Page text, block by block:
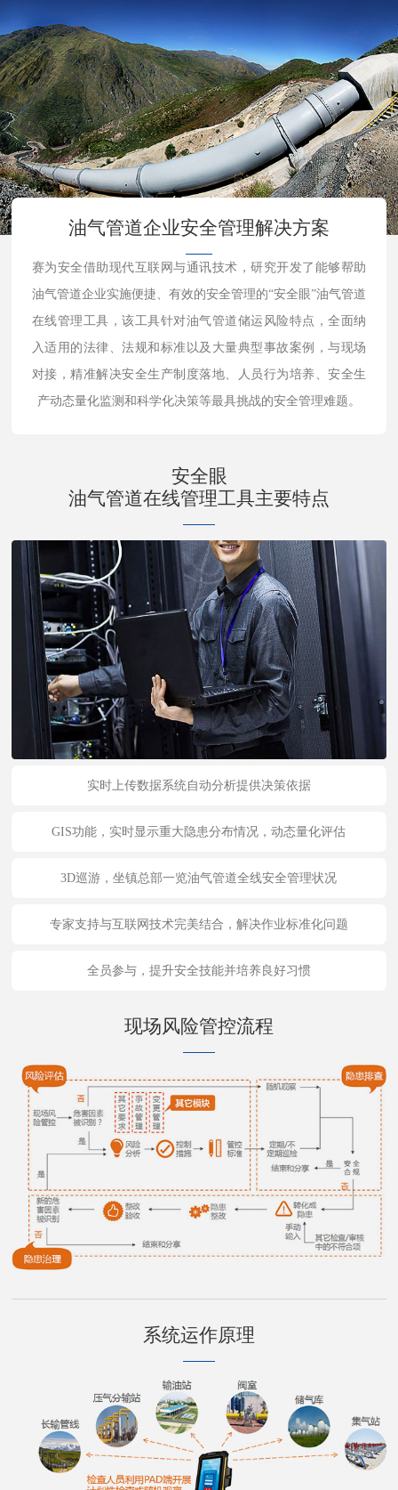
油气管道企业安全管理解决方案
赛为安全借助现代互联网与通讯技术，研究开发了能够帮助
油气管道企业实施便捷、有效的安全管理的“安全眼”油气管道
在线管理工具，该工具针对油气管道储运风险特点，全面纳
入适用的法律、法规和标准以及大量典型事故案例，与现场
对接，精准解决安全生产制度落地、人员行为培养、安全生
产动态量化监测和科学化决策等最具挑战的安全管理难题。
安全眼
油气管道在线管理工具主要特点
实时上传数据系统自动分析提供决策依据
GIS功能，实时显示重大隐患分布情况，动态量化评估
3D巡游，坐镇总部一览油气管道全线安全管理状况
专家支持与互联网技术完美结合，解决作业标准化问题
全员参与，提升安全技能并培养良好习惯
现场风险管控流程
系统运作原理